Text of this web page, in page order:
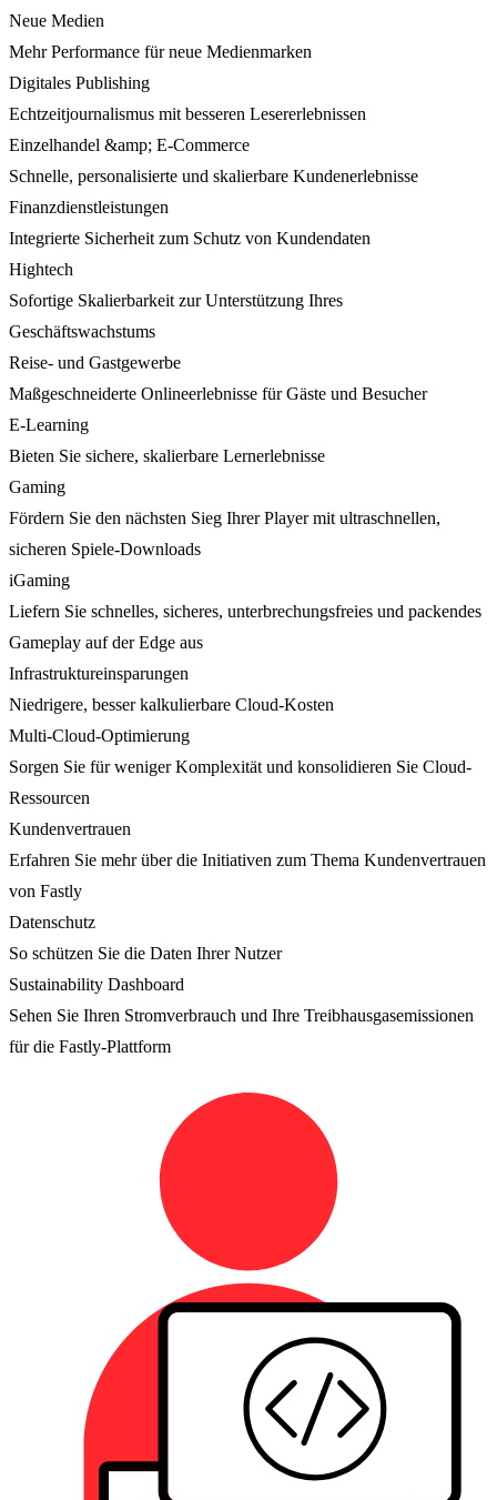
Neue Medien
Mehr Performance für neue Medienmarken
Digitales Publishing
Echtzeitjournalismus mit besseren Lesererlebnissen
Einzelhandel &amp; E-Commerce
Schnelle, personalisierte und skalierbare Kundenerlebnisse
Finanzdienstleistungen
Integrierte Sicherheit zum Schutz von Kundendaten
Hightech
Sofortige Skalierbarkeit zur Unterstützung Ihres
Geschäftswachstums
Reise- und Gastgewerbe
Maßgeschneiderte Onlineerlebnisse für Gäste und Besucher
E-Learning
Bieten Sie sichere, skalierbare Lernerlebnisse
Gaming
Fördern Sie den nächsten Sieg Ihrer Player mit ultraschnellen,
sicheren Spiele-Downloads
iGaming
Liefern Sie schnelles, sicheres, unterbrechungsfreies und packendes
Gameplay auf der Edge aus
Infrastruktureinsparungen
Niedrigere, besser kalkulierbare Cloud-Kosten
Multi-Cloud-Optimierung
Sorgen Sie für weniger Komplexität und konsolidieren Sie Cloud-
Ressourcen
Kundenvertrauen
Erfahren Sie mehr über die Initiativen zum Thema Kundenvertrauen
von Fastly
Datenschutz
So schützen Sie die Daten Ihrer Nutzer
Sustainability Dashboard
Sehen Sie Ihren Stromverbrauch und Ihre Treibhausgasemissionen
für die Fastly-Plattform